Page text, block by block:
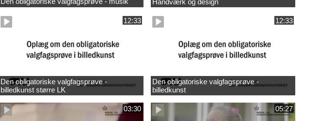
12:33
Den obligatoriske valgfagsprøve -
billedkunst større LK
12:33
Den obligatoriske valgfagsprøve -
billedkunst
03:30 05:27